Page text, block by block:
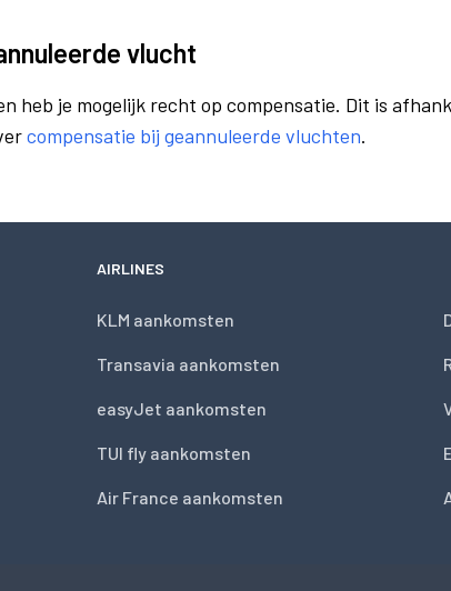
vlucht
heb je mogelijk recht op compensatie. Dit is
compensatie bij geannuleerde vluchten.
AIRLINES
KLM aankomsten
Transavia aankomsten
easyJet aankomsten
TUI fly aankomsten
Air France aankomsten